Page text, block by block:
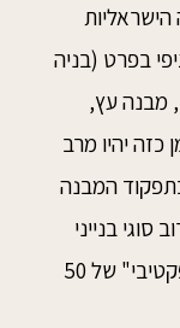
הישראליות
בפרט (בניה
מבנה עץ,
כזה יהיו מרב
המבנה
בנייני
המגורים בישראל נדרש "אורך חיים אפקטיבי" של 50